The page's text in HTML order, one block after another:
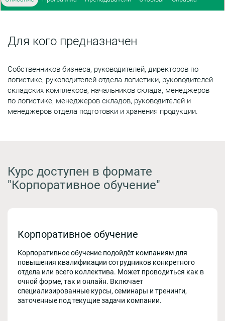
Для кого предназначен
Собственников бизнеса, руководителей, директоров по
логистике, руководителей отдела логистики, руководителей
складских комплексов, начальников склада, менеджеров
по логистике, менеджеров складов, руководителей и
менеджеров отдела подготовки и хранения продукции.
Курс доступен в формате
"Корпоративное обучение"
Корпоративное обучение
Корпоративное обучение подойдёт компаниям для
повышения квалификации сотрудников конкретного
отдела или всего коллектива. Может проводиться как в
очной форме, так и онлайн. Включает
специализированные курсы, семинары и тренинги,
заточенные под текущие задачи компании.